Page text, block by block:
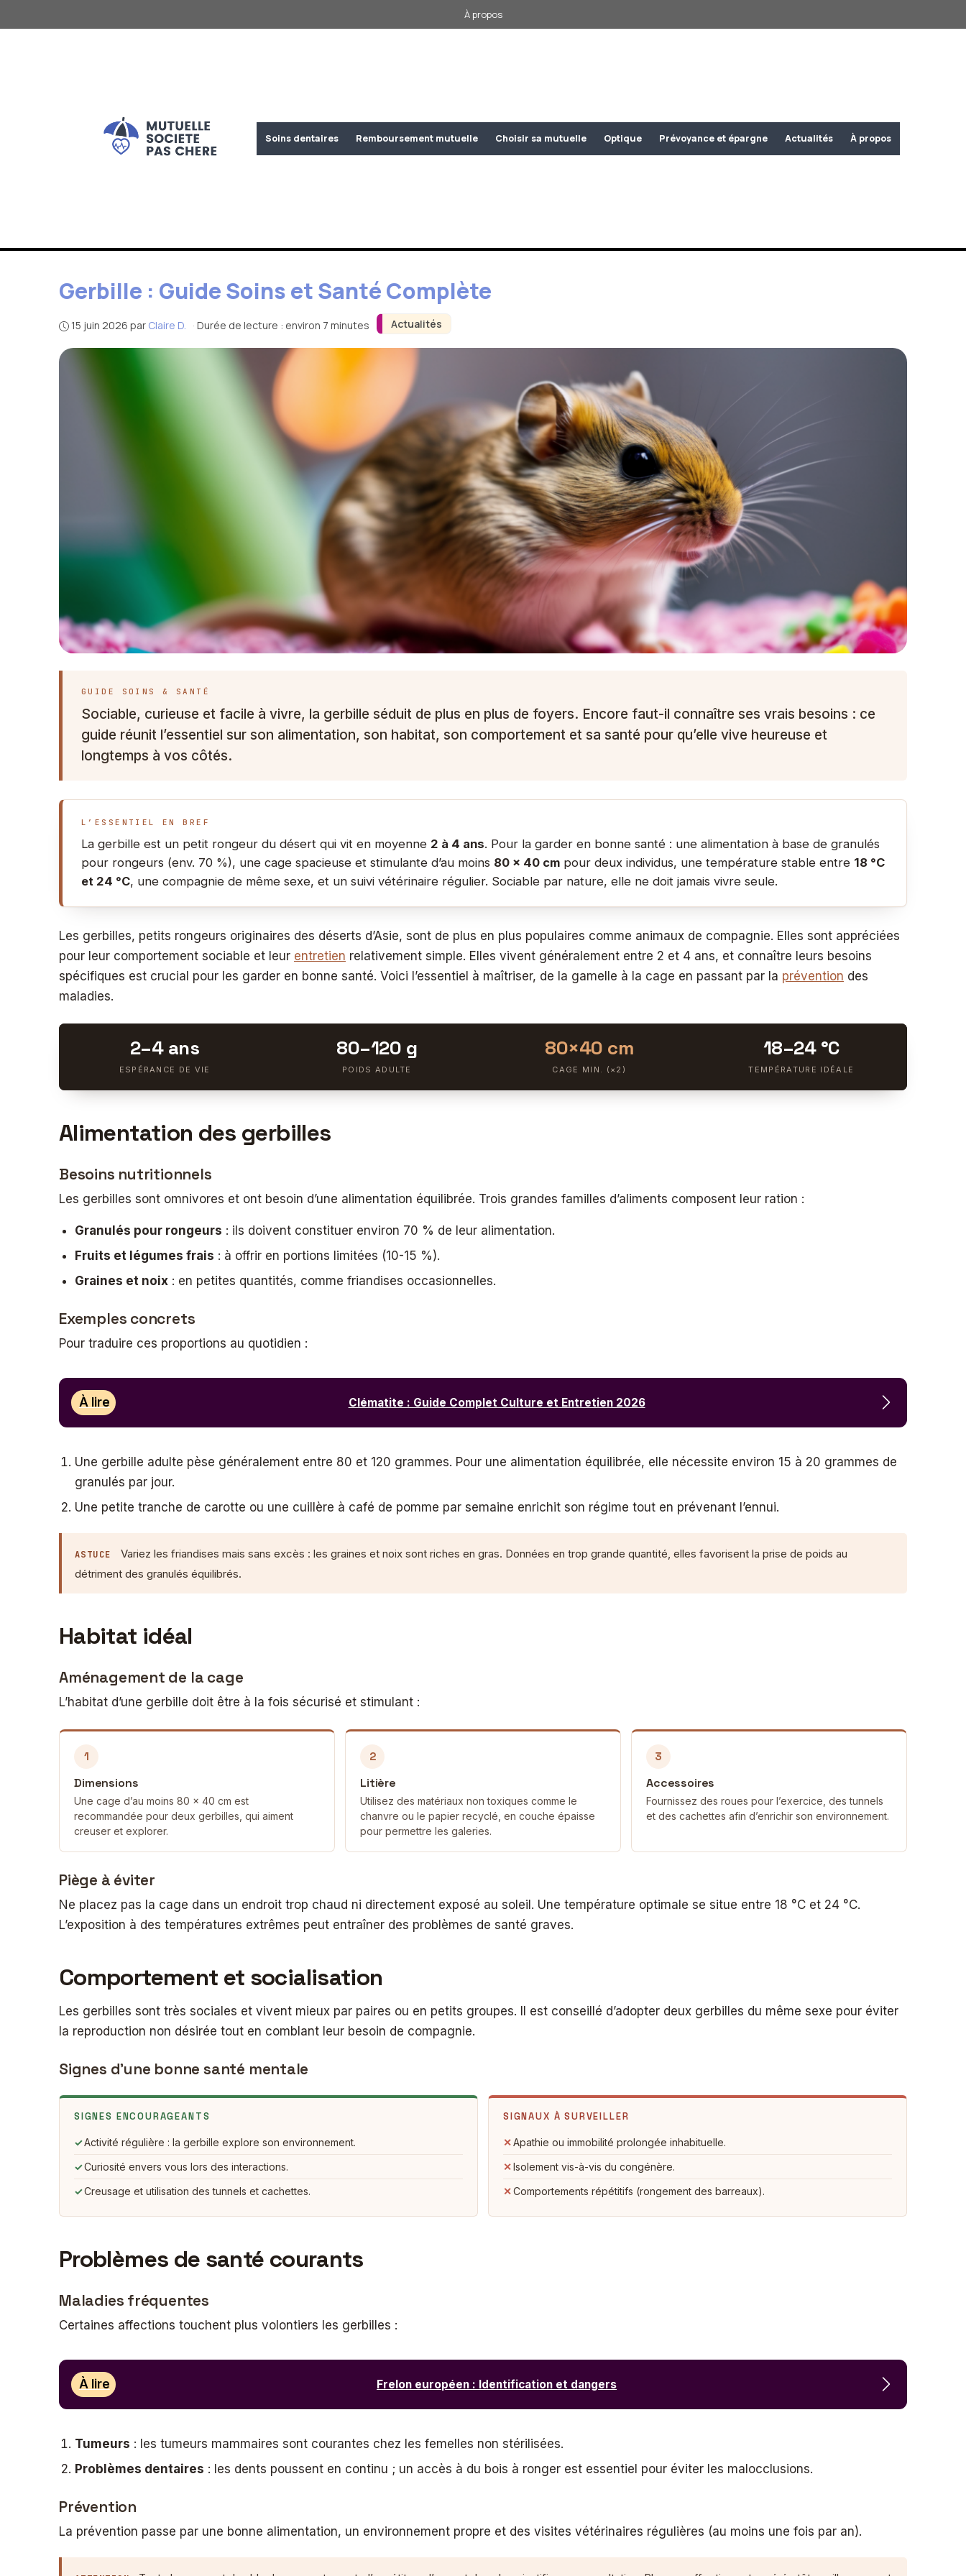
au
À propos
Soins dentaires Remboursement mutuelle Choisir sa mutuelle Optique Prévoyance et épargne Actualités À propos
Actualités
Gerbille : Guide Soins et Santé Complète
15 juin 2026 par Claire D. · Durée de lecture : environ 7 minutes
GUIDE SOINS & SANTÉ
Sociable, curieuse et facile à vivre, la gerbille séduit de plus en plus de foyers. Encore faut-il connaître ses vrais besoins : ce
guide réunit l’essentiel sur son alimentation, son habitat, son comportement et sa santé pour qu’elle vive heureuse et
longtemps à vos côtés.
L’ESSENTIEL EN BREF
La gerbille est un petit rongeur du désert qui vit en moyenne 2 à 4 ans. Pour la garder en bonne santé : une alimentation à base de granulés
pour rongeurs (env. 70 %), une cage spacieuse et stimulante d’au moins 80 × 40 cm pour deux individus, une température stable entre 18 °C
et 24 °C, une compagnie de même sexe, et un suivi vétérinaire régulier. Sociable par nature, elle ne doit jamais vivre seule.
Les gerbilles, petits rongeurs originaires des déserts d’Asie, sont de plus en plus populaires comme animaux de compagnie. Elles sont appréciées
pour leur comportement sociable et leur entretien relativement simple. Elles vivent généralement entre 2 et 4 ans, et connaître leurs besoins
spécifiques est crucial pour les garder en bonne santé. Voici l’essentiel à maîtriser, de la gamelle à la cage en passant par la prévention des
maladies.
2–4 ans
ESPÉRANCE DE VIE
80–120 g
POIDS ADULTE
80×40 cm
CAGE MIN. (×2)
18–24 °C
TEMPÉRATURE IDÉALE
Alimentation des gerbilles
Besoins nutritionnels
Les gerbilles sont omnivores et ont besoin d’une alimentation équilibrée. Trois grandes familles d’aliments composent leur ration :
Granulés pour rongeurs : ils doivent constituer environ 70 % de leur alimentation.
Fruits et légumes frais : à offrir en portions limitées (10-15 %).
Graines et noix : en petites quantités, comme friandises occasionnelles.
Exemples concrets
Pour traduire ces proportions au quotidien :
À lire Clématite : Guide Complet Culture et Entretien 2026
Une gerbille adulte pèse généralement entre 80 et 120 grammes. Pour une alimentation équilibrée, elle nécessite environ 15 à 20 grammes de
granulés par jour.
Une petite tranche de carotte ou une cuillère à café de pomme par semaine enrichit son régime tout en prévenant l’ennui.
ASTUCE
Variez les friandises mais sans excès : les graines et noix sont riches en gras. Données en trop grande quantité, elles favorisent la prise de poids au
détriment des granulés équilibrés.
Habitat idéal
Aménagement de la cage
L’habitat d’une gerbille doit être à la fois sécurisé et stimulant :
1
Dimensions
Une cage d’au moins 80 × 40 cm est
recommandée pour deux gerbilles, qui aiment
creuser et explorer.
2
Litière
Utilisez des matériaux non toxiques comme le
chanvre ou le papier recyclé, en couche épaisse
pour permettre les galeries.
3
Accessoires
Fournissez des roues pour l’exercice, des tunnels
et des cachettes afin d’enrichir son environnement.
Piège à éviter
Ne placez pas la cage dans un endroit trop chaud ni directement exposé au soleil. Une température optimale se situe entre 18 °C et 24 °C.
L’exposition à des températures extrêmes peut entraîner des problèmes de santé graves.
Comportement et socialisation
Les gerbilles sont très sociales et vivent mieux par paires ou en petits groupes. Il est conseillé d’adopter deux gerbilles du même sexe pour éviter
la reproduction non désirée tout en comblant leur besoin de compagnie.
Signes d’une bonne santé mentale
SIGNES ENCOURAGEANTS
✓Activité régulière : la gerbille explore son environnement.
✓Curiosité envers vous lors des interactions.
✓Creusage et utilisation des tunnels et cachettes.
SIGNAUX À SURVEILLER
✕Apathie ou immobilité prolongée inhabituelle.
✕Isolement vis-à-vis du congénère.
✕Comportements répétitifs (rongement des barreaux).
Problèmes de santé courants
Maladies fréquentes
Certaines affections touchent plus volontiers les gerbilles :
À lire Frelon européen : Identification et dangers
Tumeurs : les tumeurs mammaires sont courantes chez les femelles non stérilisées.
Problèmes dentaires : les dents poussent en continu ; un accès à du bois à ronger est essentiel pour éviter les malocclusions.
Prévention
La prévention passe par une bonne alimentation, un environnement propre et des visites vétérinaires régulières (au moins une fois par an).